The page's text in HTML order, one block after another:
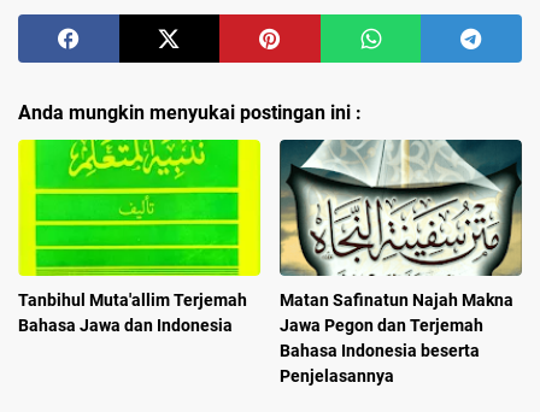
Anda mungkin menyukai postingan ini :
Tanbihul Muta'allim Terjemah
Bahasa Jawa dan Indonesia
Matan Safinatun Najah Makna
Jawa Pegon dan Terjemah
Bahasa Indonesia beserta
Penjelasannya